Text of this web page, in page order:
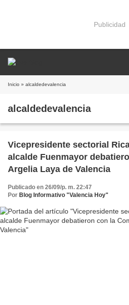
Publicidad
Inicio » alcaldedevalencia
alcaldedevalencia
Vicepresidente sectorial
alcalde Fuenmayor
Argelia Laya de Valencia
Publicado en 26/09/p. m. 22:47
Por Blog Informativo "Valencia Hoy"